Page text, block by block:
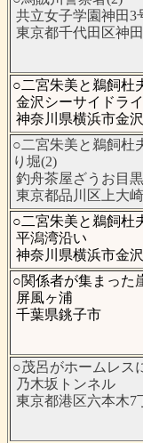
共立女子学園神田3
東京都千代田区神
○二宮朱美と鵜飼杜
金沢シーサイドラ
神奈川県横浜市金
○二宮朱美と鵜飼杜
り堀(2)
釣舟茶屋ざうお目
東京都品川区上大
○二宮朱美と鵜飼杜
平潟湾沿い
神奈川県横浜市金
○関係者が集まった
屏風ヶ浦
千葉県銚子市
○茂呂がホームレス
乃木坂トンネル
東京都港区六本木7